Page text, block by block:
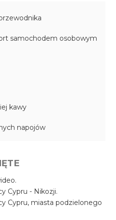
samochodem osobowym
kawy
napojów
Cypru - Nikozji.
Cypru, miasta podzielonego